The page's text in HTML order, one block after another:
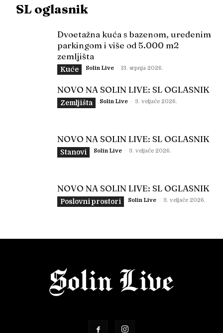
SL oglasnik
Dvoetažna kuća s bazenom, uređenim
parkingom i više od 5.000 m2
zemljišta
Kuće Solin Live - 13. srpnja 2026.
NOVO NA SOLIN LIVE: SL OGLASNIK
Zemljišta Solin Live - 3. veljače 2026.
NOVO NA SOLIN LIVE: SL OGLASNIK
Stanovi Solin Live - 3. veljače 2026.
NOVO NA SOLIN LIVE: SL OGLASNIK
Poslovni prostori Solin Live - 3. veljače 2026.